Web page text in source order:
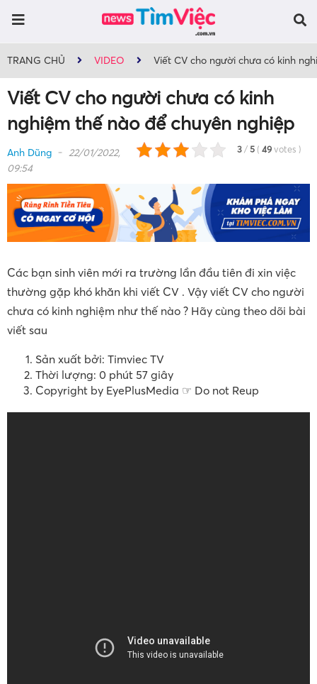
TRANG CHỦ VIDEO Viết CV cho người chưa có kinh
Viết CV cho người chưa có kinh
nghiệm thế nào để chuyên nghiệp
3 / 5 ( 49 votes )
Anh Dũng
22/01/2022,
09:54
Các bạn sinh viên mới ra trường lần đầu tiên đi xin việc
thường gặp khó khăn khi viết CV . Vậy viết CV cho người
chưa có kinh nghiệm như thế nào ? Hãy cùng theo dõi bài
viết sau
Sản xuất bởi: Timviec TV
Thời lượng: 0 phút 57 giây
Copyright by EyePlusMedia ☞ Do not Reup